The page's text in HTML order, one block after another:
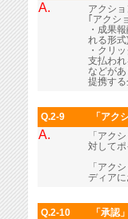
A.
アクシ
｢アクシ
・成果
れる形式
・クリ
支払わ
などがあ
提携す
Q.2-9 「アク
A.
「アク
対して
「アク
ディアに
Q.2-10 「承認